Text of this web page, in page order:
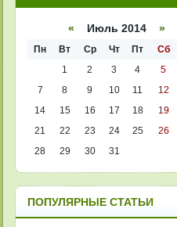
списк
« Июль 2014 »
Пн Вт Ср Чт Пт Сб
1
2 3 4 5
7
8 9 10 11 12
14
15 16 17 18 19
21
22 23 24 25 26
28
29 30 31
ПОПУЛЯРНЫЕ СТАТЬИ